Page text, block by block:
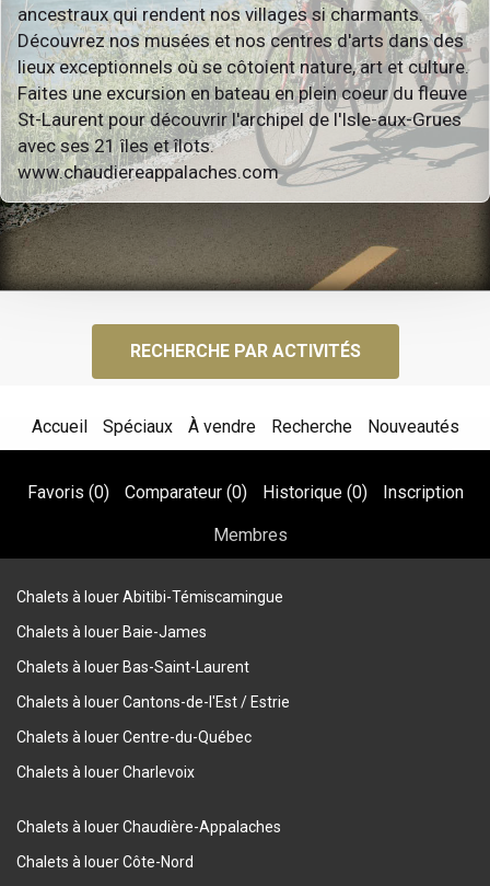
ancestraux qui rendent nos villages si charmants.
Découvrez nos musées et nos centres d'arts dans des
lieux exceptionnels où se côtoient nature, art et culture.
Faites une excursion en bateau en plein coeur du fleuve
St-Laurent pour découvrir l'archipel de l'Isle-aux-Grues
avec ses 21 îles et îlots.
www.chaudiereappalaches.com
RECHERCHE PAR ACTIVITÉS
Accueil Spéciaux À vendre Recherche Nouveautés
Favoris (0) Comparateur (0) Historique (0) Inscription
Membres
Chalets à louer Abitibi-Témiscamingue
Chalets à louer Baie-James
Chalets à louer Bas-Saint-Laurent
Chalets à louer Cantons-de-l'Est / Estrie
Chalets à louer Centre-du-Québec
Chalets à louer Charlevoix
Chalets à louer Chaudière-Appalaches
Chalets à louer Côte-Nord